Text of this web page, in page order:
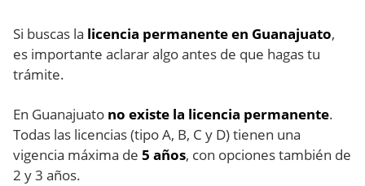
Si buscas la licencia permanente en Guanajuato,
es importante aclarar algo antes de que hagas tu
trámite.
En Guanajuato no existe la licencia permanente.
Todas las licencias (tipo A, B, C y D) tienen una
vigencia máxima de 5 años, con opciones también de
2 y 3 años.